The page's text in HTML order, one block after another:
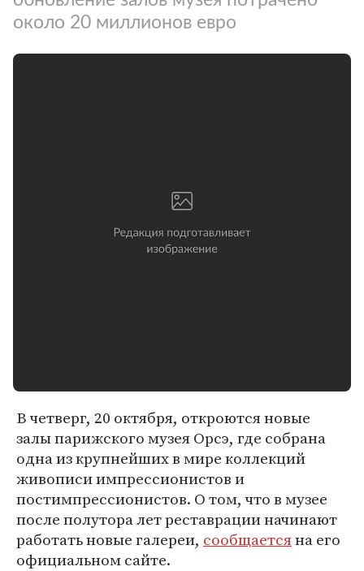
около 20 миллионов евро
В четверг, 20 октября, откроются новые
залы парижского музея Орсэ, где собрана
одна из крупнейших в мире коллекций
живописи импрессионистов и
постимпрессионистов. О том, что в музее
после полутора лет реставрации начинают
работать новые галереи, сообщаетсяна его
официальном сайте.